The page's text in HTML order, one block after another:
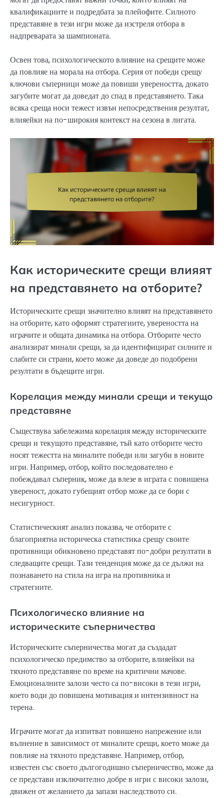
квалификациите и подредбата за плейофите. Силното
представяне в тези игри може да изстреля отбора в
надпреварата за шампионата.
Освен това, психологическото влияние на срещите може
да повлияе на морала на отбора. Серия от победи срещу
ключови съперници може да повиши увереността, докато
загубите могат да доведат до спад в представянето. Така
всяка среща носи тежест извън непосредствения резултат,
влияейки на по-широкия контекст на сезона в лигата.
Как историческите срещи влияят
на представянето на отборите?
Историческите срещи значително влияят на представянето
на отборите, като оформят стратегиите, увереността на
играчите и общата динамика на отбора. Отборите често
анализират минали срещи, за да идентифицират силните и
слабите си страни, което може да доведе до подобрени
резултати в бъдещите игри.
Корелация между минали срещи и текущо
представяне
Съществува забележима корелация между историческите
срещи и текущото представяне, тъй като отборите често
носят тежестта на миналите победи или загуби в новите
игри. Например, отбор, който последователно е
побеждавал съперник, може да влезе в играта с повишена
увереност, докато губещият отбор може да се бори с
несигурност.
Статистическият анализ показва, че отборите с
благоприятна историческа статистика срещу своите
противници обикновено представят по-добри резултати в
следващите срещи. Тази тенденция може да се дължи на
познаването на стила на игра на противника и
стратегиите.
Психологическо влияние на
историческите съперничества
Историческите съперничества могат да създадат
психологическо предимство за отборите, влияейки на
тяхното представяне по време на критични мачове.
Емоционалните залози често са по-високи в тези игри,
което води до повишена мотивация и интензивност на
терена.
Играчите могат да изпитват повишено напрежение или
вълнение в зависимост от миналите срещи, което може да
повлияе на тяхното представяне. Например, отбор,
известен със своето дългогодишно съперничество, може да
се представи изключително добре в игри с високи залози,
движен от желанието да запази наследството си.